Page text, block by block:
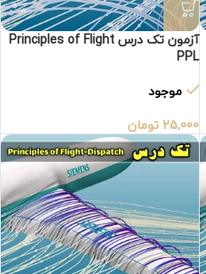
آزمون تک درس Principles of Flight
PPL
موجود
25,000 تومان